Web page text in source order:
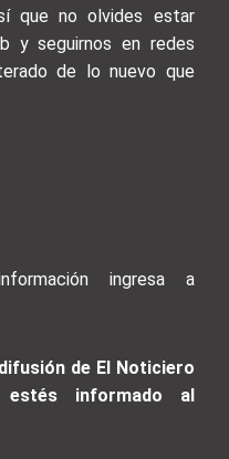
que no olvides estar
y seguirnos en redes
de lo nuevo que
ingresa a
de El Noticiero
informado al